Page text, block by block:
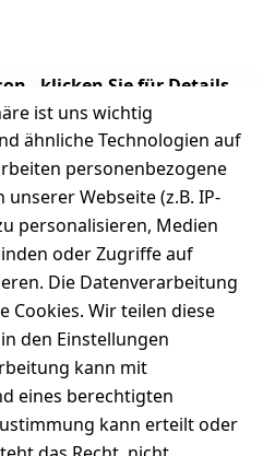
- klicken Sie für Details
ist uns wichtig
ähnliche Technologien auf
personenbezogene
Webseite (z.B. IP-
personalisieren, Medien
oder Zugriffe auf
Die Datenverarbeitung
Cookies. Wir teilen diese
den Einstellungen
kann mit
eines berechtigten
kann erteilt oder